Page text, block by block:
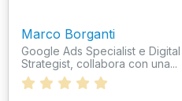
Marco Borganti
Google Ads Specialist e Digital
Strategist, collabora con una...